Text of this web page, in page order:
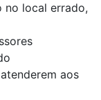
no local errado,
aos